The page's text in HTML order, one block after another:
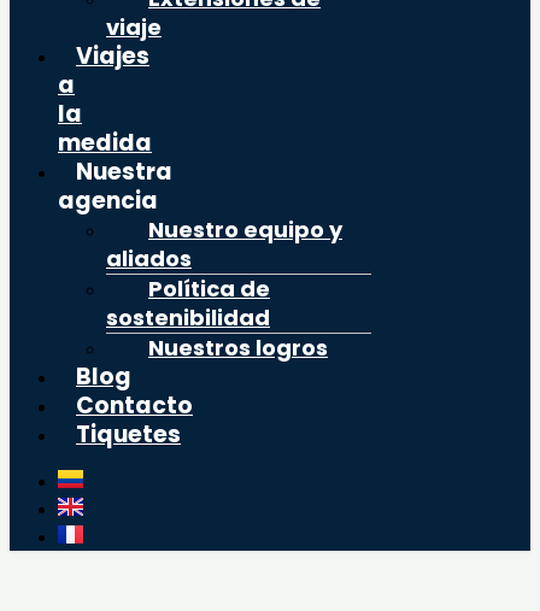
viaje
Viajes
a
la
medida
Nuestra
agencia
Nuestro equipo y
aliados
Política de
sostenibilidad
Nuestros logros
Blog
Contacto
Tiquetes